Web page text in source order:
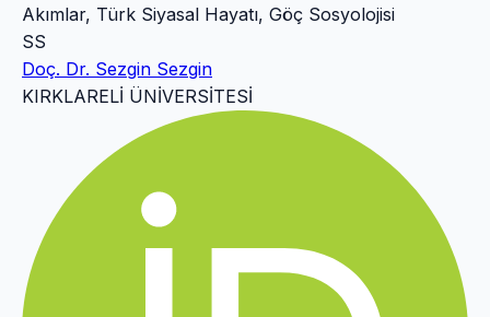
Akımlar, Türk Siyasal Hayatı, Göç Sosyolojisi
SS
Doç. Dr. Sezgin Sezgin
KIRKLARELİ ÜNİVERSİTESİ